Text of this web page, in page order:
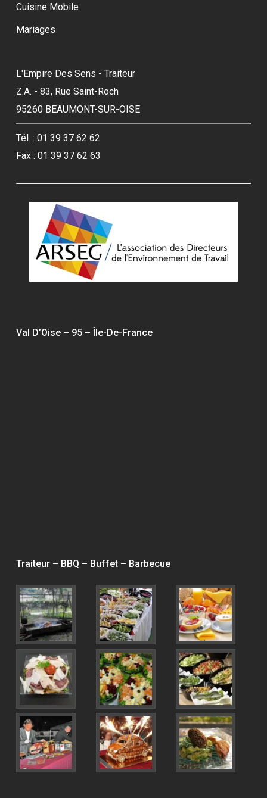
Cuisine Mobile
Mariages
L'Empire Des Sens - Traiteur
Z.A. - 83, Rue Saint-Roch
95260 BEAUMONT-SUR-OISE
Tél. : 01 39 37 62 62
Fax : 01 39 37 62 63
Val D’Oise – 95 – Île-De-France
Traiteur – BBQ – Buffet – Barbecue